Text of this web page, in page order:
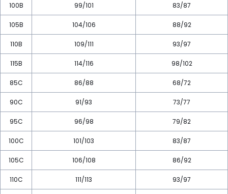
100B 99/101 83/87
105B 104/106 88/92
110B 109/111 93/97
115B 114/116 98/102
85C 86/88 68/72
90C 91/93 73/77
95C 96/98 79/82
100C 101/103 83/87
105C 106/108 86/92
110C 111/113 93/97